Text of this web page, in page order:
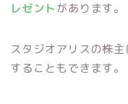
レゼントがあります。
スタジオアリスの株
することもできます。